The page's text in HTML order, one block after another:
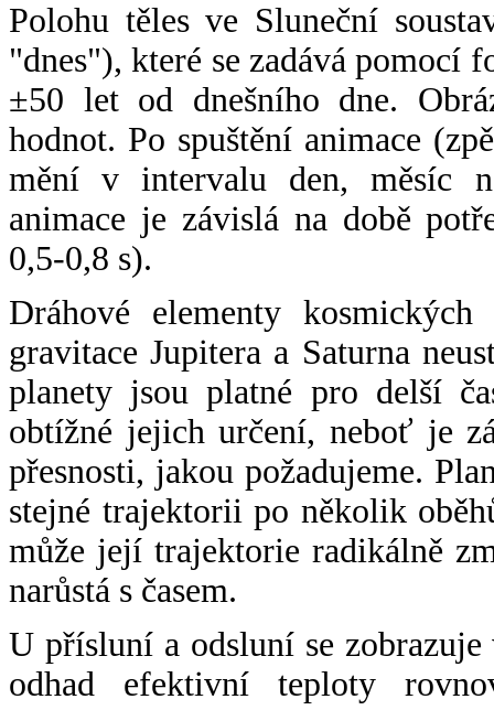
Polohu těles ve Sluneční
"dnes"), které se zadává pomocí
±50 let od dnešního dne.
hodnot. Po spuštění animace
mění v intervalu den, měsíc
animace je závislá na době
0,5-0,8 s).
Dráhové elementy
gravitace Jupitera a Saturna
planety jsou platné pro delší
obtížné jejich určení, neboť je
přesnosti, jakou požadujeme.
stejné trajektorii po několik
může její trajektorie radikálně
narůstá s časem.
U přísluní a odsluní se
odhad efektivní teploty